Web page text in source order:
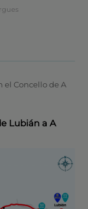
el Concello de A
Lubián a A